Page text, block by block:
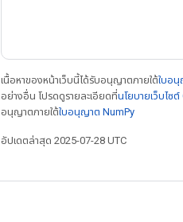
เนื้อหาของหน้าเว็บนี้ได้รับอนุญาตภายใต้ใบอ
อย่างอื่น โปรดดูรายละเอียดที่นโยบายเว็บไซ
อนุญาตภายใต้ใบอนุญาต NumPy
อัปเดตล่าสุด 2025-07-28 UTC